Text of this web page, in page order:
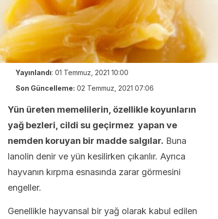
Yayınlandı: 01 Temmuz, 2021 10:00
Son Güncelleme: 02 Temmuz, 2021 07:06
Yün üreten memelilerin, özellikle koyunların
yağ bezleri, cildi su geçirmez yapan ve
nemden koruyan bir madde salgılar. Buna
lanolin denir ve yün kesilirken çıkarılır. Ayrıca
hayvanın kırpma esnasında zarar görmesini
engeller.
Genellikle hayvansal bir yağ olarak kabul edilen